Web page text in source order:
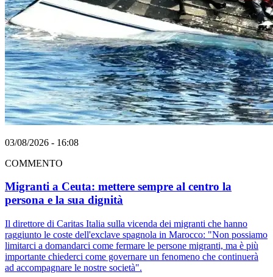
03/08/2026 - 16:08
COMMENTO
Migranti a Ceuta: mettere sempre al centro la
persona e la sua dignità
Il direttore di Caritas Italia sulla vicenda dei migranti che hanno
raggiunto le coste dell'exclave spagnola in Marocco: "Non possiamo
limitarci a domandarci come fermare le persone migranti, ma è più
importante chiederci come governare un fenomeno che continuerà
ad accompagnare le nostre società".